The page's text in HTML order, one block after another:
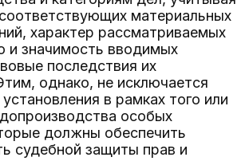
материальных
характер рассматриваемых
и значимость вводимых
последствия их
однако, не исключается
в рамках того или
особых
должны обеспечить
судебной защиты прав и